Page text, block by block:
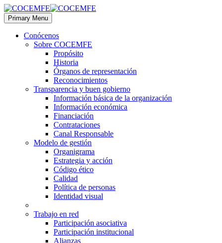
Primary Menu
Conócenos
Sobre COCEMFE
Propósito
Historia
Órganos de representación
Reconocimientos
Transparencia y buen gobierno
Información básica de la organización
Información económica
Financiación
Contrataciones
Canal Responsable
Modelo de gestión
Organigrama
Estrategia y acción
Código ético
Calidad
Política de personas
Identidad visual
Trabajo en red
Participación asociativa
Participación institucional
Alianzas